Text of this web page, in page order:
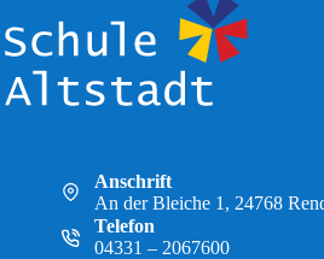
Anschrift
An der Bleiche 1, 24768
Telefon
04331 – 2067600